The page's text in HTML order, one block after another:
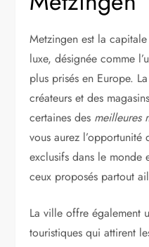
Metzingen est la
luxe, désignée comme
plus prisés en Europe.
créateurs et des
certaines des meilleures
vous aurez
exclusifs dans le monde
ceux proposés partout
La ville offre également
touristiques qui attirent